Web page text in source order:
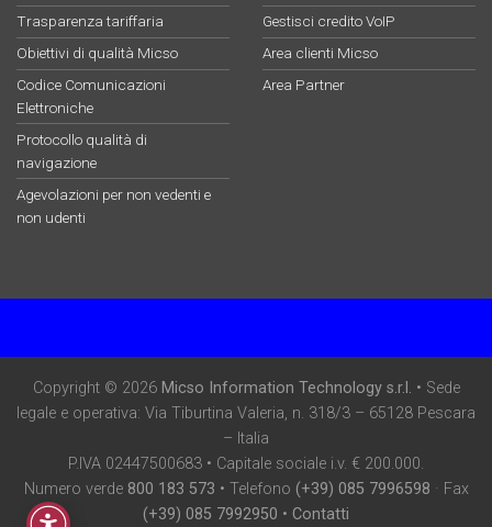
Trasparenza tariffaria
Obiettivi di qualità Micso
Codice Comunicazioni
Elettroniche
Protocollo qualità di
navigazione
Agevolazioni per non vedenti e
non udenti
Gestisci credito VoIP
Area clienti Micso
Area Partner
Copyright © 2026Micso Information Technology s.r.l. • Sede
legale e operativa: Via Tiburtina Valeria, n. 318/3 – 65128 Pescara
– Italia
P.IVA 02447500683 • Capitale sociale i.v. € 200.000.
Numero verde 800 183 573 • Telefono (+39) 085 7996598 · Fax
(+39) 085 7992950 • Contatti